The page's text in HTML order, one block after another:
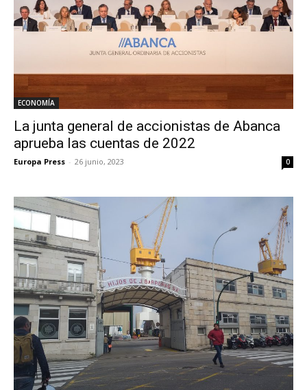
ECONOMÍA
La junta general de accionistas de Abanca
aprueba las cuentas de 2022
Europa Press - 26 junio, 2023 0